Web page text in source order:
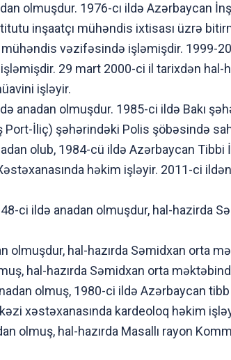
olmuşdur. 1976-cı ildə Azərbaycan
inşaatçı mühəndis ixtisası üzrə
vəzifəsində işləmişdir. 1999-
29 mart 2000-ci il tarixdən hal-
işləyir.
anadan olmuşdur. 1985-ci ildə Bakı
İliç) şəhərindəki Polis şöbəsində
olub, 1984-cü ildə Azərbaycan
həkim işləyir. 2011-ci
ci ildə anadan olmuşdur, hal-hazirda
olmuşdur, hal-hazırda Səmidxan orta
hal-hazırda Səmidxan orta
olmuş, 1980-ci ildə Azərbaycan
xəstəxanasında kardeoloq həkim
olmuş, hal-hazırda Masallı rayon